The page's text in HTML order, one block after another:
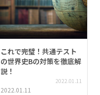
これで完璧！共通テスト
の世界史Bの対策を徹底解
説！
2022.01.11
2022.01.11